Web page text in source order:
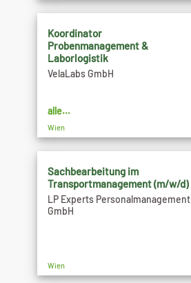
Koordinator
Probenmanagement &
Laborlogistik
VelaLabs GmbH
alle...
Wien
Sachbearbeitung im
Transportmanagement (m/w/d)
LP Experts Personalmanagement
GmbH
Wien